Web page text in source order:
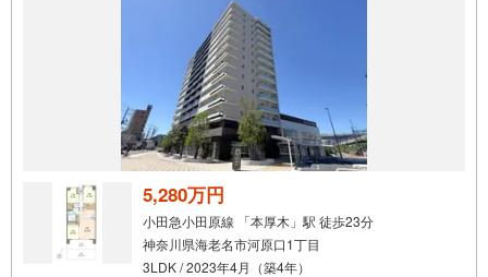
5,280万円
小田急小田原線 「本厚木」駅 徒歩23分
神奈川県海老名市河原口1丁目
3LDK / 2023年4月（築4年）